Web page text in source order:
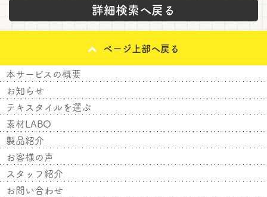
詳細検索へ戻る
ページ上部へ戻る
本サービスの概要
お知らせ
テキスタイルを選ぶ
素材LABO
製品紹介
お客様の声
スタッフ紹介
お問い合わせ